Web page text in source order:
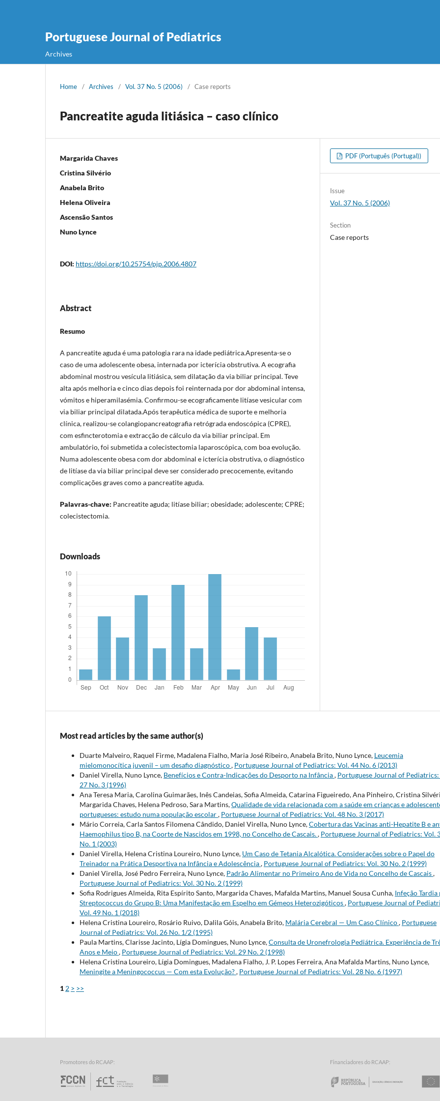
Portuguese Journal of Pediatrics
Archives
Home / Archives / Vol. 37 No. 5 (2006) / Case reports
Pancreatite aguda litiásica – caso clínico
Margarida Chaves
Cristina Silvério
Anabela Brito
Helena Oliveira
Ascensão Santos
Nuno Lynce
DOI: https://doi.org/10.25754/pjp.2006.4807
Abstract
Resumo
A pancreatite aguda é uma patologia rara na idade pediátrica.Apresenta-se o
caso de uma adolescente obesa, internada por icterícia obstrutiva. A ecografia
abdominal mostrou vesícula litiásica, sem dilatação da via biliar principal. Teve
alta após melhoria e cinco dias depois foi reinternada por dor abdominal intensa,
vómitos e hiperamilasémia. Confirmou-se ecograficamente litíase vesicular com
via biliar principal dilatada.Após terapêutica médica de suporte e melhoria
clínica, realizou-se colangiopancreatografia retrógrada endoscópica (CPRE),
com esfincterotomia e extracção de cálculo da via biliar principal. Em
ambulatório, foi submetida a colecistectomia laparoscópica, com boa evolução.
Numa adolescente obesa com dor abdominal e icterícia obstrutiva, o diagnóstico
de litíase da via biliar principal deve ser considerado precocemente, evitando
complicações graves como a pancreatite aguda.
Palavras-chave: Pancreatite aguda; litíase biliar; obesidade; adolescente; CPRE;
colecistectomia.
Downloads
PDF (Português (Portugal))
Issue
Vol. 37 No. 5 (2006)
Section
Case reports
Most read articles by the same author(s)
Duarte Malveiro, Raquel Firme, Madalena Fialho, Maria José Ribeiro, Anabela Brito, Nuno Lynce, Leucemia
mielomonocítica juvenil – um desafio diagnóstico, Portuguese Journal of Pediatrics: Vol. 44 No. 6 (2013)
Daniel Virella, Nuno Lynce, Benefícios e Contra-Indicações do Desporto na Infância, Portuguese Journal of
27 No. 3 (1996)
Ana Teresa Maria, Carolina Guimarães, Inês Candeias, Sofia Almeida, Catarina Figueiredo, Ana Pinheiro, Cristina
Margarida Chaves, Helena Pedroso, Sara Martins,Qualidade de vida relacionada com a saúde em crianças e
portugueses: estudo numa população escolar, Portuguese Journal of Pediatrics: Vol. 48 No. 3 (2017)
Mário Correia, Carla Santos Filomena Cândido, Daniel Virella, Nuno Lynce,Cobertura das Vacinas anti-Hepatite B e
Haemophilus tipo B, na Coorte de Nascidos em 1998, no Concelho de Cascais., Portuguese Journal of Pediatrics: Vol.
No. 1 (2003)
Daniel Virella, Helena Cristina Loureiro, Nuno Lynce, Um Caso de Tetania Alcalótica. Considerações sobre o Papel do
Treinador na Prática Desportiva na Infância e Adolescência, Portuguese Journal of Pediatrics: Vol. 30 No. 2 (1999)
Daniel Virella, José Pedro Ferreira, Nuno Lynce, Padrão Alimentar no Primeiro Ano de Vida no Concelho de Cascais,
Portuguese Journal of Pediatrics: Vol. 30 No. 2 (1999)
Sofia Rodrigues Almeida, Rita Espírito Santo, Margarida Chaves, Mafalda Martins, Manuel Sousa Cunha, Infeção Tardia
Streptococcus do Grupo B: Uma Manifestação em Espelho em Gémeos Heterozigóticos, Portuguese Journal of
Vol. 49 No. 1 (2018)
Helena Cristina Loureiro, Rosário Ruivo, Dalila Góis, Anabela Brito, Malária Cerebral — Um Caso Clínico, Portuguese
Journal of Pediatrics: Vol. 26 No. 1/2 (1995)
Paula Martins, Clarisse Jacinto, Lígia Domingues, Nuno Lynce,Consulta de Uronefrologia Pediátrica. Experiência de
Anos e Meio, Portuguese Journal of Pediatrics: Vol. 29 No. 2 (1998)
Helena Cristina Loureiro, Lígia Domingues, Madalena Fialho, J. P. Lopes Ferreira, Ana Mafalda Martins, Nuno Lynce,
Meningite a Meningococcus — Com esta Evolução?, Portuguese Journal of Pediatrics: Vol. 28 No. 6 (1997)
1 2 > >>
Promotores do RCAAP:
Fundação para a Ciência e a Tecnologia - Fundação para a Computação Científica Nacional
Financiadores do RCAAP: